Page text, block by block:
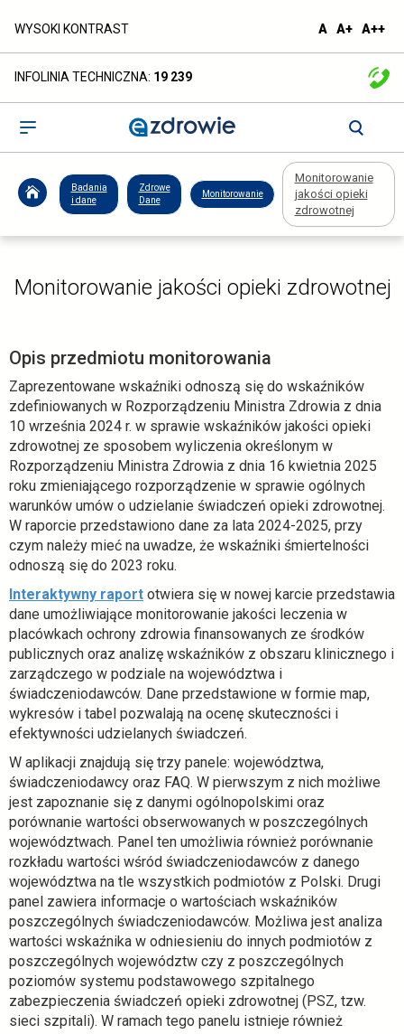
Monitorowanie
jakości
opieki
zdrowotnej
ezdrowie.gov.pl
WYSOKI KONTRAST A domyślna
A+większa
A++
INFOLINIA TECHNICZNA: 19 239
Otwórz
Badania
i dane
Zdrowe
Dane
Monitorowanie
Monitorowanie
jakości opieki
zdrowotnej
Monitorowanie jakości opieki zdrowotnej
Opis przedmiotu monitorowania
Zaprezentowane wskaźniki odnoszą się do wskaźników
zdefiniowanych w Rozporządzeniu Ministra Zdrowia z dnia
10 września 2024 r. w sprawie wskaźników jakości opieki
zdrowotnej ze sposobem wyliczenia określonym w
Rozporządzeniu Ministra Zdrowia z dnia 16 kwietnia 2025
roku zmieniającego rozporządzenie w sprawie ogólnych
warunków umów o udzielanie świadczeń opieki zdrowotnej.
W raporcie przedstawiono dane za lata 2024-2025, przy
czym należy mieć na uwadze, że wskaźniki śmiertelności
odnoszą się do 2023 roku.
Interaktywny raporto
t
w
i
e
r
a
s
i
ę
w
n
o
w
e
j
k
a
r
c
i
e
otwiera się w nowej karcie przedstawia
dane umożliwiające monitorowanie jakości leczenia w
placówkach ochrony zdrowia finansowanych ze środków
publicznych oraz analizę wskaźników z obszaru klinicznego i
zarządczego w podziale na województwa i
świadczeniodawców. Dane przedstawione w formie map,
wykresów i tabel pozwalają na ocenę skuteczności i
efektywności udzielanych świadczeń.
W aplikacji znajdują się trzy panele: województwa,
świadczeniodawcy oraz FAQ. W pierwszym z nich możliwe
jest zapoznanie się z danymi ogólnopolskimi oraz
porównanie wartości obserwowanych w poszczególnych
województwach. Panel ten umożliwia również porównanie
rozkładu wartości wśród świadczeniodawców z danego
województwa na tle wszystkich podmiotów z Polski. Drugi
panel zawiera informacje o wartościach wskaźników
poszczególnych świadczeniodawców. Możliwa jest analiza
wartości wskaźnika w odniesieniu do innych podmiotów z
poszczególnych województw czy z poszczególnych
poziomów systemu podstawowego szpitalnego
zabezpieczenia świadczeń opieki zdrowotnej (PSZ, tzw.
sieci szpitali). W ramach tego panelu istnieje również